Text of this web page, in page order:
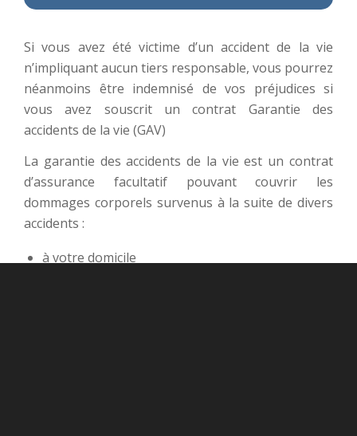
Si vous avez été victime d’un accident de la vie
n’impliquant aucun tiers responsable, vous pourrez
néanmoins être indemnisé de vos préjudices si
vous avez souscrit un contrat Garantie des
accidents de la vie (GAV)
La garantie des accidents de la vie est un contrat
d’assurance facultatif pouvant couvrir les
dommages corporels survenus à la suite de divers
accidents :
à votre domicile